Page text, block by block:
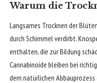
Warum die
Langsames Trocknen der
durch Schimmel verdirbt.
enthalten, die zur Bildung
Cannabinoide bleiben bei
dem natürlichen